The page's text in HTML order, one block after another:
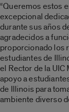
“Queremos estos
excepcional
durante sus años
agradecidos a
proporcionado los
estudiantes de
el Rector de la
apoyo a
de Illinois para
ambiente diverso